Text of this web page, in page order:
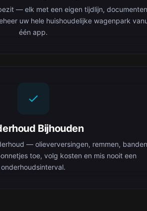
— elk met een eigen tijdlijn,
uw hele huishoudelijke wagenpark
één app.
Bijhouden
— olieverversingen, remmen,
toe, volg kosten en mis nooit een
onderhoudsinterval.